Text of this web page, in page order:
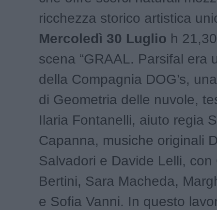
ricchezza storico artistica
Mercoledì 30 Luglio h
scena “GRAAL. Parsifal era
della Compagnia DOG’s,
di Geometria delle nuvole,
Ilaria Fontanelli, aiuto regia
Capanna, musiche originali
Salvadori e Davide Lelli, con
Bertini, Sara Macheda,
e Sofia Vanni. In questo